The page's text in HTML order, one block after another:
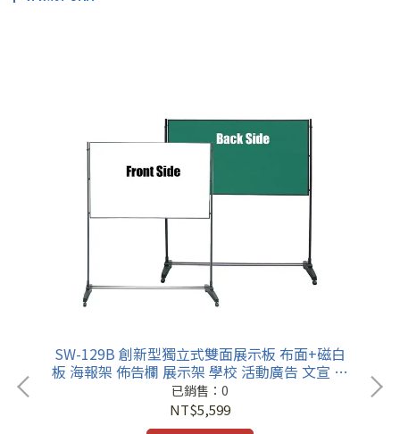
SW-129B 創新型獨立式雙面展示板 布面+磁白
板 海報架 佈告欄 展示架 學校 活動廣告 文宣 招
生
已銷售：0
NT$5,599